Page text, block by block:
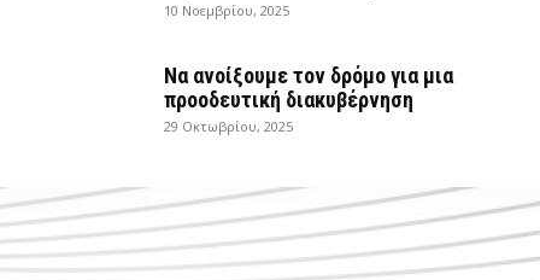
10 Νοεμβρίου, 2025
Να ανοίξουμε τον δρόμο για μια
προοδευτική διακυβέρνηση
29 Οκτωβρίου, 2025